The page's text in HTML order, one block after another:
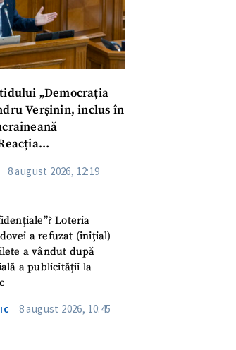
„Democrația
Verșinin, inclus în
8 august 2026, 12:19
Loteria
a refuzat (inițial)
a vândut după
a publicității la
8 august 2026, 10:45